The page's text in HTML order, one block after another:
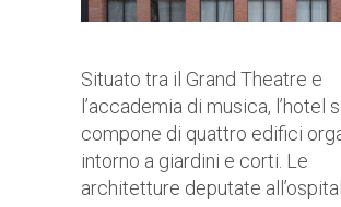
Situato tra il Grand Theatre e
l’accademia di musica, l’hotel
compone di quattro edifici
intorno a giardini e corti. Le
architetture deputate